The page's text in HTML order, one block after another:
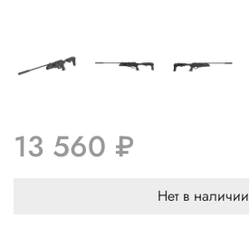
13 560 ₽
Нет в наличии